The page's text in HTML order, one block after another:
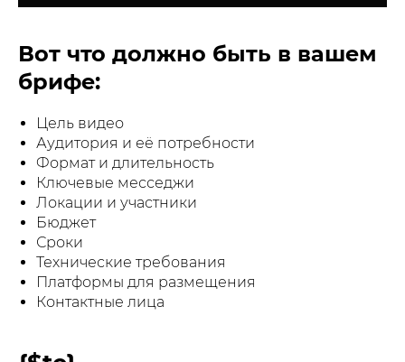
Вот что должно быть в вашем
брифе:
Цель видео
Аудитория и её потребности
Формат и длительность
Ключевые месседжи
Локации и участники
Бюджет
Сроки
Технические требования
Платформы для размещения
Контактные лица